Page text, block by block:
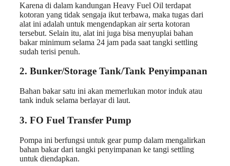
Karena di dalam kandungan Heavy Fuel Oil terdapat
kotoran yang tidak sengaja ikut terbawa, maka tugas dari
alat ini adalah untuk mengendapkan air serta kotoran
tersebut. Selain itu, alat ini juga bisa menyuplai bahan
bakar minimum selama 24 jam pada saat tangki settling
sudah terisi penuh.
2. Bunker/Storage Tank/Tank Penyimpanan
Bahan bakar satu ini akan memerlukan motor induk atau
tank induk selama berlayar di laut.
3. FO Fuel Transfer Pump
Pompa ini berfungsi untuk gear pump dalam mengalirkan
bahan bakar dari tangki penyimpanan ke tangi settling
untuk diendapkan.